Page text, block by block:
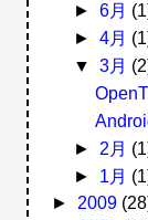
► 6月
► 4月
▼ 3月
► 2月
► 1月
► 2009